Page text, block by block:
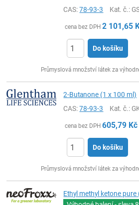
CAS:78-93-3 Kat. č.:
cena bez DPH 2 101,65
Do košíku
Průmyslová množství látek za
2-Butanone (1 x 100 ml)
CAS:78-93-3 Kat. č.:
cena bez DPH 605,79 Kč
Do košíku
Průmyslová množství látek za
Ethyl methyl ketone pure